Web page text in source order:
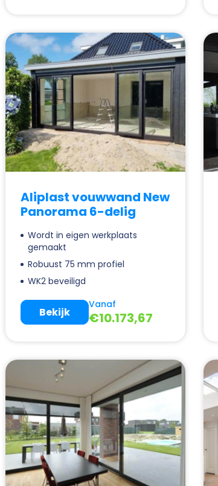
Aliplast vouwwand New
Panorama 6-delig
Wordt in eigen werkplaats
gemaakt
Robuust 75 mm profiel
WK2 beveiligd
Vanaf
€10.173,67
Bekijk